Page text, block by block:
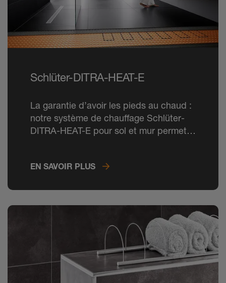
Schlüter-DITRA-HEAT-E
La garantie d’avoir les pieds au chaud :
notre système de chauffage Schlüter-
DITRA-HEAT-E pour sol et mur permet
EN SAVOIR PLUS